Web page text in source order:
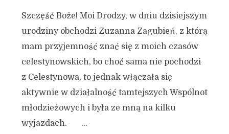
Szczęść Boże! Moi Drodzy, w dniu dzisiejszym
urodziny obchodzi Zuzanna Zagubień, z którą
mam przyjemność znać się z moich czasów
celestynowskich, bo choć sama nie pochodzi
z Celestynowa, to jednak włączała się
aktywnie w działalność tamtejszych Wspólnot
młodzieżowych i była ze mną na kilku
wyjazdach. ...